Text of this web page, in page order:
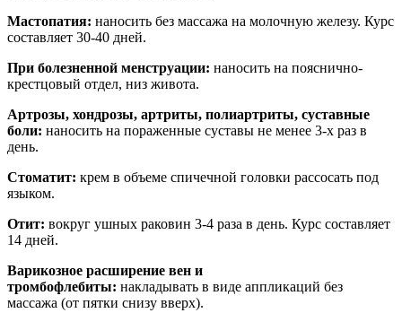
Мастопатия: наносить без массажа на молочную железу. Курс
составляет 30-40 дней.
При болезненной менструации: наносить на пояснично-
крестцовый отдел, низ живота.
Артрозы, хондрозы, артриты, полиартриты, суставные
боли: наносить на пораженные суставы не менее 3-х раз в
день.
Стоматит: крем в объеме спичечной головки рассосать под
языком.
Отит: вокруг ушных раковин 3-4 раза в день. Курс составляет
14 дней.
Варикозное расширение вен и
тромбофлебиты: накладывать в виде аппликаций без
массажа (от пятки снизу вверх).